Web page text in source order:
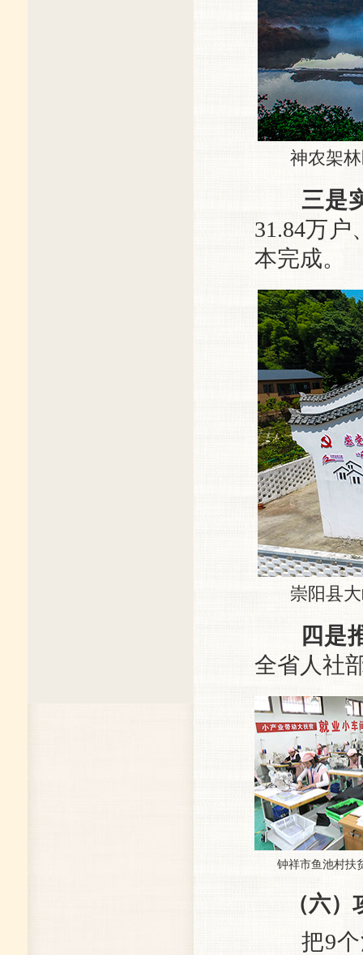
神农架林
三是
31.84万户
本完成。
崇阳县大
四是
全省人社
钟祥市鱼池村扶
（六
把9个深